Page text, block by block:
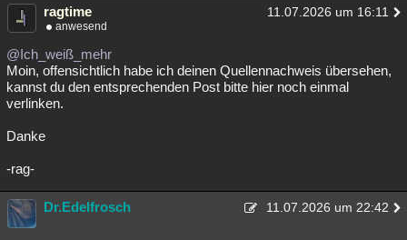
ragtime 11.07.2026 um 16:11
anwesend
@Ich_weiß_mehr
Moin, offensichtlich habe ich deinen Quellennachweis übersehen,
kannst du den entsprechenden Post bitte hier noch einmal
verlinken.
Danke
-rag-
Dr.Edelfrosch 11.07.2026 um 22:42